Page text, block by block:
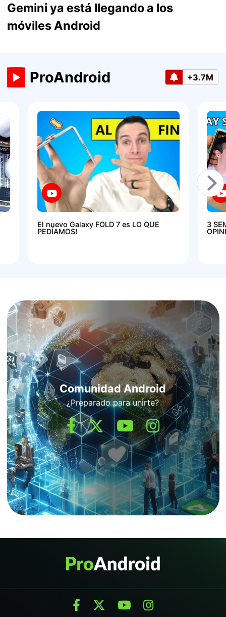
Gemini ya está llegando a los
móviles Android
ProAndroid +3.7M
El nuevo Galaxy FOLD 7 es LO QUE
PEDÍAMOS!
3
Comunidad Android
¿Preparado para unirte?